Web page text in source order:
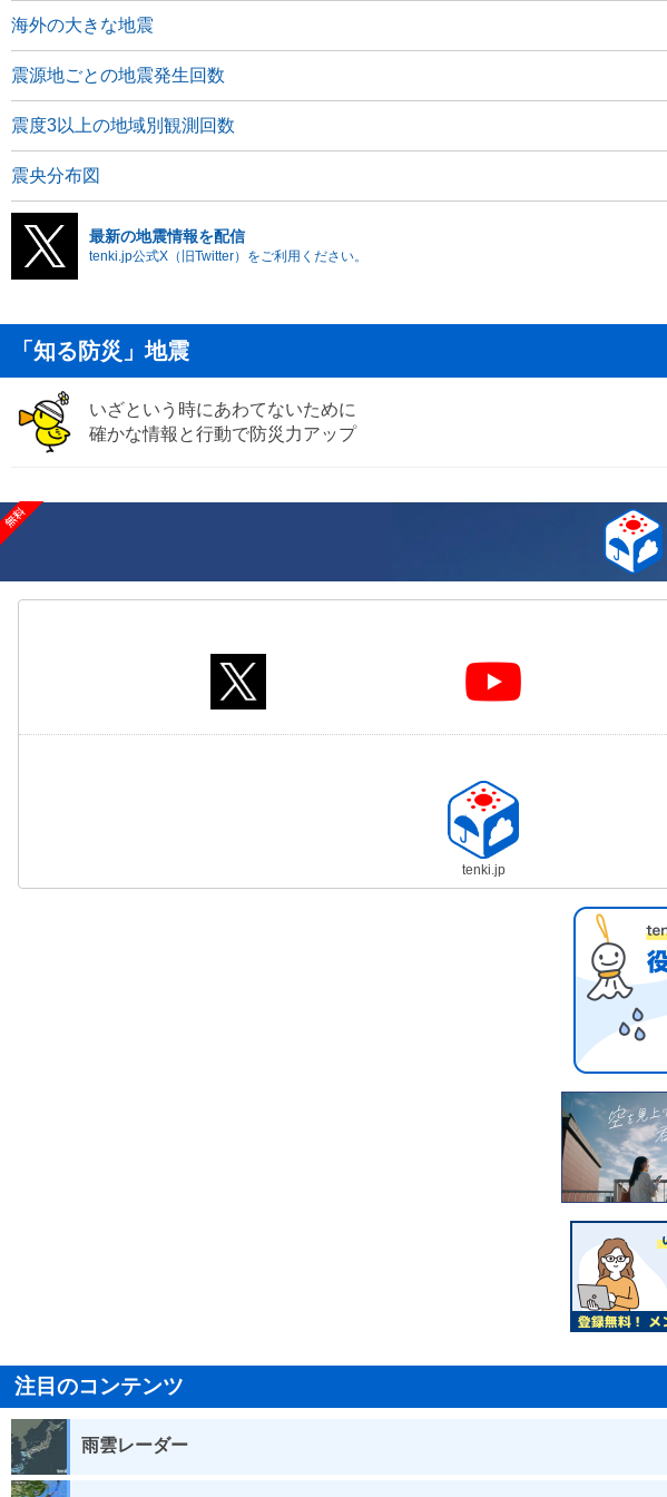
海外の大きな地震
震源地ごとの地震発生回数
震度3以上の地域別観測回数
震央分布図
最新の地震情報を配信
tenki.jp公式X（旧Twitter）をご利用ください。
「知る防災」地震
いざという時にあわてないために
確かな情報と行動で防災力アップ
tenki.jp
注目のコンテンツ
雨雲レーダー